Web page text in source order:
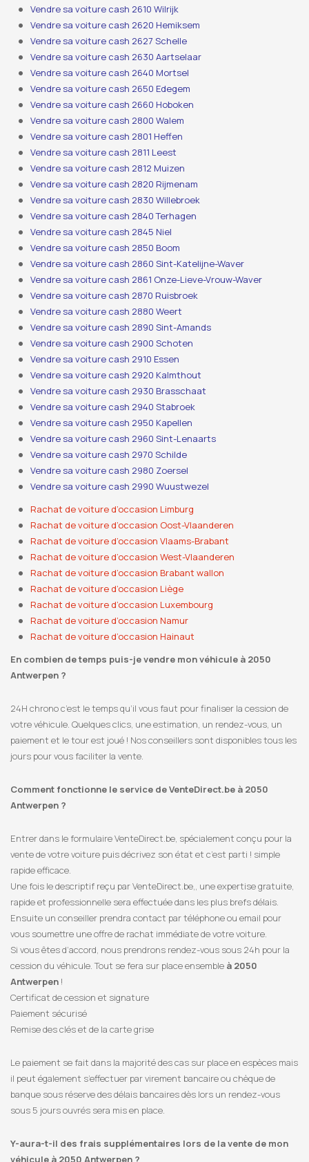
Vendre sa voiture cash 2610 Wilrijk
Vendre sa voiture cash 2620 Hemiksem
Vendre sa voiture cash 2627 Schelle
Vendre sa voiture cash 2630 Aartselaar
Vendre sa voiture cash 2640 Mortsel
Vendre sa voiture cash 2650 Edegem
Vendre sa voiture cash 2660 Hoboken
Vendre sa voiture cash 2800 Walem
Vendre sa voiture cash 2801 Heffen
Vendre sa voiture cash 2811 Leest
Vendre sa voiture cash 2812 Muizen
Vendre sa voiture cash 2820 Rijmenam
Vendre sa voiture cash 2830 Willebroek
Vendre sa voiture cash 2840 Terhagen
Vendre sa voiture cash 2845 Niel
Vendre sa voiture cash 2850 Boom
Vendre sa voiture cash 2860 Sint-Katelijne-Waver
Vendre sa voiture cash 2861 Onze-Lieve-Vrouw-Waver
Vendre sa voiture cash 2870 Ruisbroek
Vendre sa voiture cash 2880 Weert
Vendre sa voiture cash 2890 Sint-Amands
Vendre sa voiture cash 2900 Schoten
Vendre sa voiture cash 2910 Essen
Vendre sa voiture cash 2920 Kalmthout
Vendre sa voiture cash 2930 Brasschaat
Vendre sa voiture cash 2940 Stabroek
Vendre sa voiture cash 2950 Kapellen
Vendre sa voiture cash 2960 Sint-Lenaarts
Vendre sa voiture cash 2970 Schilde
Vendre sa voiture cash 2980 Zoersel
Vendre sa voiture cash 2990 Wuustwezel
Rachat de voiture d’occasion Limburg
Rachat de voiture d’occasion Oost-Vlaanderen
Rachat de voiture d’occasion Vlaams-Brabant
Rachat de voiture d’occasion West-Vlaanderen
Rachat de voiture d’occasion Brabant wallon
Rachat de voiture d’occasion Liège
Rachat de voiture d’occasion Luxembourg
Rachat de voiture d’occasion Namur
Rachat de voiture d’occasion Hainaut
En combien de temps puis-je vendre mon véhicule à 2050
Antwerpen ?
24H chrono c’est le temps qu’il vous faut pour finaliser la cession de
votre véhicule. Quelques clics, une estimation, un rendez-vous, un
paiement et le tour est joué ! Nos conseillers sont disponibles tous les
jours pour vous faciliter la vente.
Comment fonctionne le service de VenteDirect.be à 2050
Antwerpen ?
Entrer dans le formulaire VenteDirect.be, spécialement conçu pour la
vente de votre voiture puis décrivez son état et c’est parti ! simple
rapide efficace.
Une fois le descriptif reçu par VenteDirect.be,, une expertise gratuite,
rapide et professionnelle sera effectuée dans les plus brefs délais.
Ensuite un conseiller prendra contact par téléphone ou email pour
vous soumettre une offre de rachat immédiate de votre voiture.
Si vous êtes d’accord, nous prendrons rendez-vous sous 24h pour la
cession du véhicule. Tout se fera sur place ensemble à 2050
Antwerpen !
Certificat de cession et signature
Paiement sécurisé
Remise des clés et de la carte grise
Le paiement se fait dans la majorité des cas sur place en espèces mais
il peut également s’effectuer par virement bancaire ou chèque de
banque sous réserve des délais bancaires dès lors un rendez-vous
sous 5 jours ouvrés sera mis en place.
Y-aura-t-il des frais supplémentaires lors de la vente de mon
véhicule à 2050 Antwerpen ?